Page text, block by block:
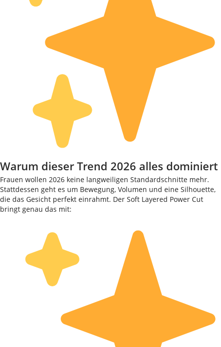
Warum dieser Trend 2026 alles dominiert
Frauen wollen 2026 keine langweiligen Standardschnitte mehr.
Stattdessen geht es um Bewegung, Volumen und eine Silhouette,
die das Gesicht perfekt einrahmt. Der Soft Layered Power Cut
bringt genau das mit: